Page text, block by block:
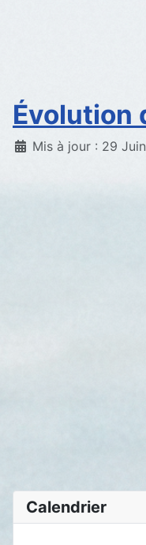
Évolution
DétailsMis à jour : 29
Calendrier